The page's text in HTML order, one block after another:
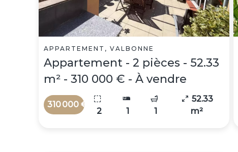
APPARTEMENT, VALBONNE
Appartement - 2 pièces - 52.33
m² - 310 000 € - À vendre
310 000 €
2 1 1
52.33
m²